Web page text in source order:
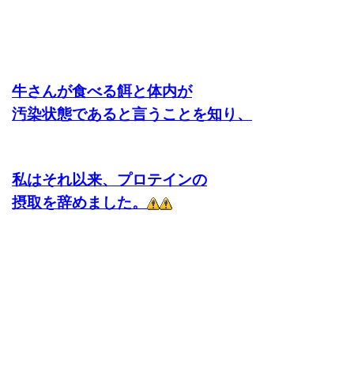
牛さんが食べる餌と体内が
汚染状態であると言うことを知り、
私はそれ以来、プロテインの
摂取を辞めました。